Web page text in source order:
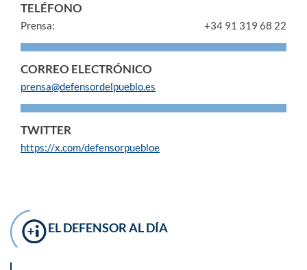
TELÉFONO
Prensa: +34 91 319 68 22
CORREO ELECTRÓNICO
prensa@defensordelpueblo.es
TWITTER
https://x.com/defensorpuebloe
EL DEFENSOR AL DÍA